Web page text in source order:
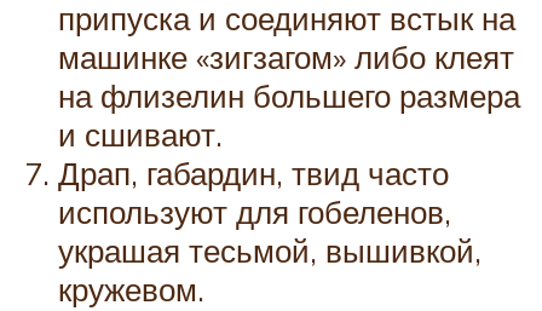
припуска и соединяют встык на
машинке «зигзагом» либо клеят
на флизелин большего размера
и сшивают.
Драп, габардин, твид часто
используют для гобеленов,
украшая тесьмой, вышивкой,
кружевом.